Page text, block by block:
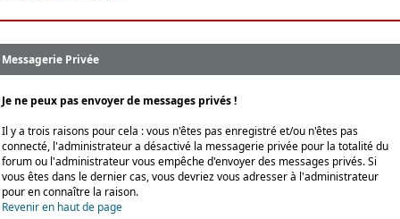
Messagerie Privée
Je ne peux pas envoyer de messages privés !
Il y a trois raisons pour cela : vous n'êtes pas enregistré et/ou n'êtes pas
connecté, l'administrateur a désactivé la messagerie privée pour la totalité du
forum ou l'administrateur vous empêche d'envoyer des messages privés. Si
vous êtes dans le dernier cas, vous devriez vous adresser à l'administrateur
pour en connaître la raison.
Revenir en haut de page